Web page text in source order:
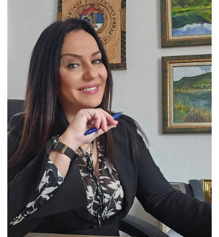
О Начелнику
Замјеник начелника
Извјештај о раду начелника
СКУПШТИНА
Статут Општине
Скупштинско вијеће општине језеро
Састав Скупштине
Службени Гласници
ОПШТИНСКА УПРАВА
ИНФО
Вијести